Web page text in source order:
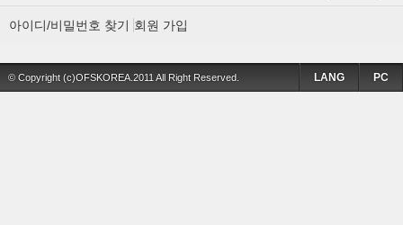
아이디/비밀번호 찾기 회원 가입
© Copyright (c)OFSKOREA.2011 All Right Reserved. PC
LANG